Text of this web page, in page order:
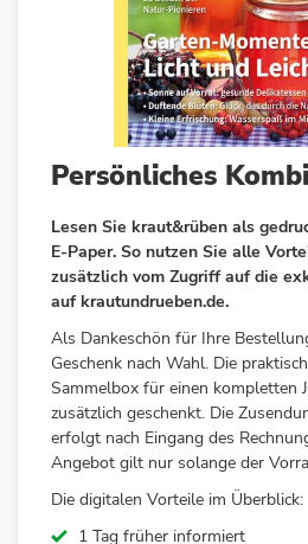
Anfang
Bildergalerie
springen
Persönliches
Lesen Sie kraut&rüben als
E-Paper. So nutzen Sie alle
zusätzlich vom Zugriff auf die
auf krautundrueben.de.
Als Dankeschön für Ihre
Geschenk nach Wahl. Die
Sammelbox für einen kompletten
zusätzlich geschenkt. Die
erfolgt nach Eingang des
Angebot gilt nur solange der
Die digitalen Vorteile im Überblick:
1 Tag früher informiert